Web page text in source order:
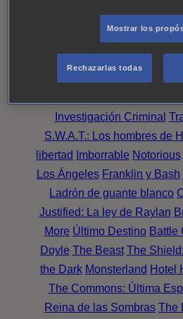
Reckoning:
Wild Bill Mentes
Investigación Criminal
S.W.A.T.: Los hombres de
libertad
Imborrable Notorious
Los Ángeles Franklin y Bash
Ladrón de guante blanco
Justified: La ley de Raylan
More Último Destino Battle
Doyle The Beast The
the Dark Monsterland Hotel
The Commons: Última
Reina de las Sombras The
Mostrar los
Rechazarlas todas